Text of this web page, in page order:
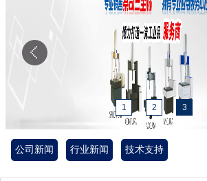
1 2 3
公司新闻 行业新闻 技术支持